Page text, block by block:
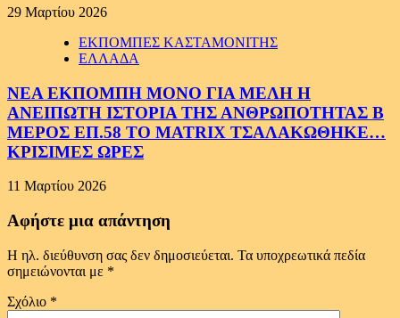
29 Μαρτίου 2026
ΕΚΠΟΜΠΕΣ ΚΑΣΤΑΜΟΝΙΤΗΣ
ΕΛΛΑΔΑ
ΝΕΑ ΕΚΠΟΜΠΗ ΜΟΝΟ ΓΙΑ ΜΕΛΗ Η
ΑΝΕΙΠΩΤΗ ΙΣΤΟΡΙΑ ΤΗΣ ΑΝΘΡΩΠΟΤΗΤΑΣ Β
ΜΕΡΟΣ ΕΠ.58 ΤΟ MATRIX ΤΣΑΛΑΚΩΘΗΚΕ…
ΚΡΙΣΙΜΕΣ ΩΡΕΣ
11 Μαρτίου 2026
Αφήστε μια απάντηση
Η ηλ. διεύθυνση σας δεν δημοσιεύεται. Τα υποχρεωτικά πεδία
σημειώνονται με *
Σχόλιο *